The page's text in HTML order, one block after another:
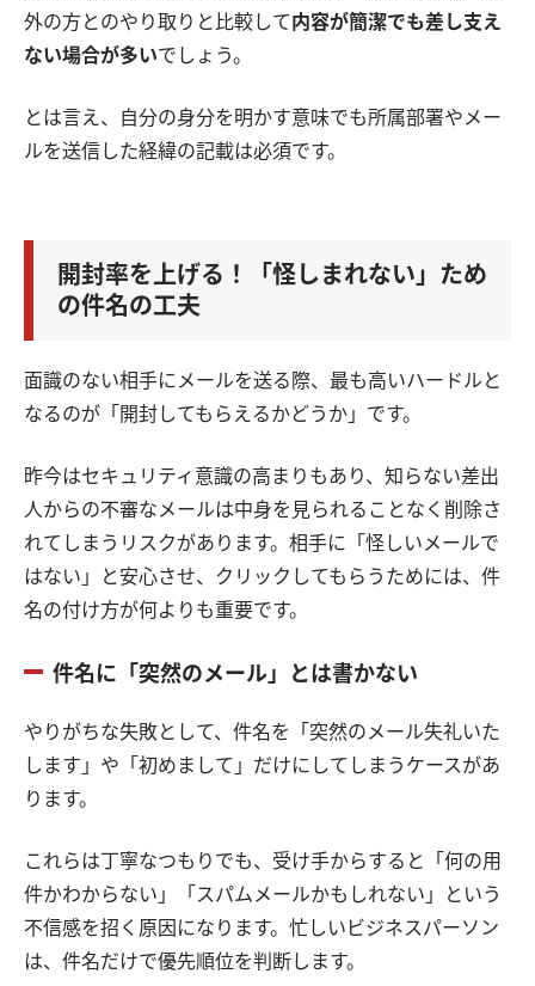
外の方とのやり取りと比較して内容が簡潔でも差し支え
ない場合が多いでしょう。
とは言え、自分の身分を明かす意味でも所属部署やメー
ルを送信した経緯の記載は必須です。
開封率を上げる！「怪しまれない」ため
の件名の工夫
面識のない相手にメールを送る際、最も高いハードルと
なるのが「開封してもらえるかどうか」です。
昨今はセキュリティ意識の高まりもあり、知らない差出
人からの不審なメールは中身を見られることなく削除さ
れてしまうリスクがあります。相手に「怪しいメールで
はない」と安心させ、クリックしてもらうためには、件
名の付け方が何よりも重要です。
件名に「突然のメール」とは書かない
やりがちな失敗として、件名を「突然のメール失礼いた
します」や「初めまして」だけにしてしまうケースがあ
ります。
これらは丁寧なつもりでも、受け手からすると「何の用
件かわからない」「スパムメールかもしれない」という
不信感を招く原因になります。忙しいビジネスパーソン
は、件名だけで優先順位を判断します。